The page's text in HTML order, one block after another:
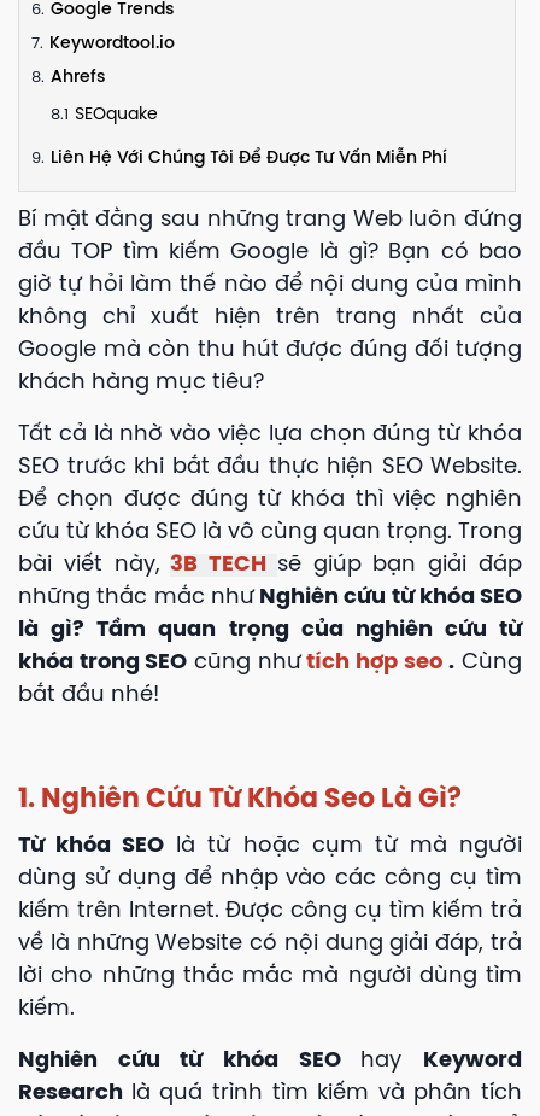
Google Trends
Keywordtool.io
Ahrefs
SEOquake
Liên Hệ Với Chúng Tôi Để Được Tư Vấn Miễn Phí
Bí mật đằng sau những trang Web luôn đứng
đầu TOP tìm kiếm Google là gì? Bạn có bao
giờ tự hỏi làm thế nào để nội dung của mình
không chỉ xuất hiện trên trang nhất của
Google mà còn thu hút được đúng đối tượng
khách hàng mục tiêu?
Tất cả là nhờ vào việc lựa chọn đúng từ khóa
SEO trước khi bắt đầu thực hiện SEO Website.
Để chọn được đúng từ khóa thì việc nghiên
cứu từ khóa SEO là vô cùng quan trọng. Trong
bài viết này, 3B TECH sẽ giúp bạn giải đáp
những thắc mắc nhưNghiên cứu từ khóa SEO
là gì? Tầm quan trọng của nghiên cứu từ
khóa trong SEO cũng như tích hợp seo . Cùng
bắt đầu nhé!
1. Nghiên Cứu Từ Khóa Seo Là Gì?
Từ khóa SEO là từ hoặc cụm từ mà người
dùng sử dụng để nhập vào các công cụ tìm
kiếm trên Internet. Được công cụ tìm kiếm trả
về là những Website có nội dung giải đáp, trả
lời cho những thắc mắc mà người dùng tìm
kiếm.
Nghiên cứu từ khóa SEO hay Keyword
Research là quá trình tìm kiếm và phân tích